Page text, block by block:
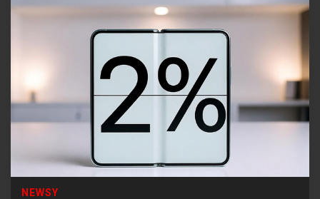
NEWSY